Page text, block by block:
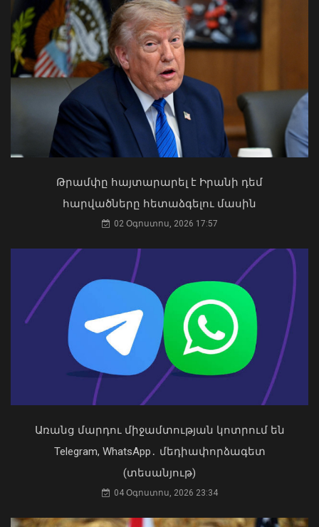
համագործակցության հեռանկարները
թվայնացման և արհեստական
բանականության ուղղություններով
09 Օգոստոս, 2026 13:43
Դաշտավան գյուղում ծեծկռտուքի
մասնակիցները քարեր ու մահակներ
են կիրառել․ ՆԳՆ պարզաբանումը
09 Օգոստոս, 2026 13:36
Կաթողիկոսը պետք է օրենքի առաջ
կանգնի, եթե հանցանք է գործել, կամ
արտաքին ազդեցության գործակալ
դարձել. աստվածաբան
07 Օգոստոս, 2026 17:03
«Ուժեղ Հայաստան»-ը դեմ է
քվեարկելու ԱԺ նախագահի
թեկնածությանը
Թրամփը հայտարարել է Իրանի դեմ
հարվածները հետաձգելու մասին
02 Օգոստոս, 2026 17:57
Առանց մարդու միջամտության կոտրում են
Telegram, WhatsApp․ մեդիափորձագետ
(տեսանյութ)
04 Օգոստոս, 2026 23:34